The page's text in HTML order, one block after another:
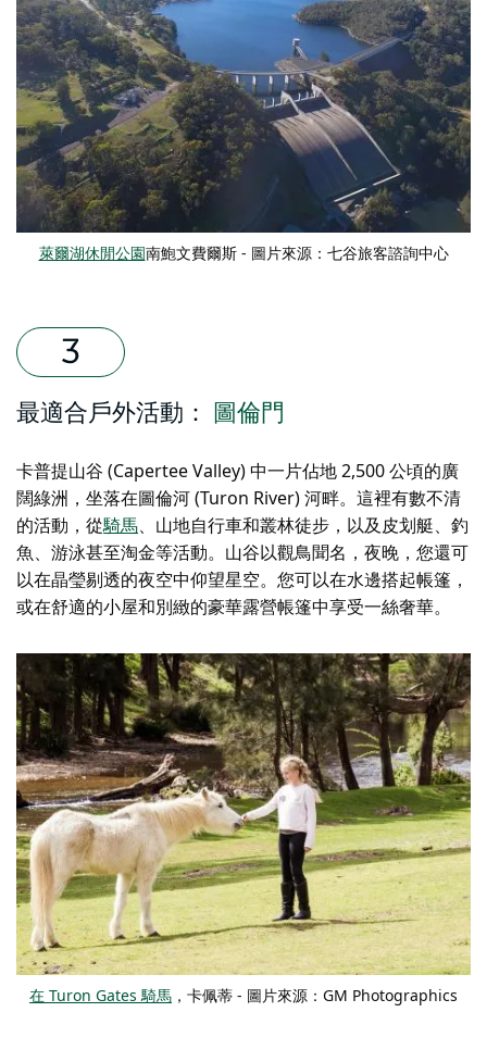
萊爾湖休閒公園南鮑文費爾斯 - 圖片來源：七谷旅客諮詢中心
最適合戶外活動： 圖倫門
卡普提山谷 (Capertee Valley) 中一片佔地 2,500 公頃的廣
闊綠洲，坐落在圖倫河 (Turon River) 河畔。這裡有數不清
的活動，從騎馬、山地自行車和叢林徒步，以及皮划艇、釣
魚、游泳甚至淘金等活動。山谷以觀鳥聞名，夜晚，您還可
以在晶瑩剔透的夜空中仰望星空。您可以在水邊搭起帳篷，
或在舒適的小屋和別緻的豪華露營帳篷中享受一絲奢華。
在 Turon Gates 騎馬 ，卡佩蒂 - 圖片來源：GM Photographics